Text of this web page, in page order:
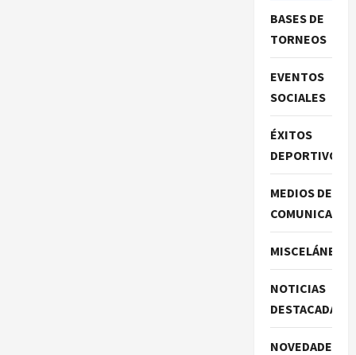
BASES DE
TORNEOS
EVENTOS
SOCIALES
ÉXITOS
DEPORTIVOS
MEDIOS DE
MISCELÁNEA
NOTICIAS
DESTACADAS
NOVEDADES